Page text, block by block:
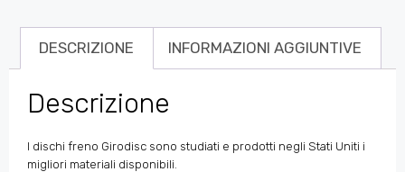
DESCRIZIONE INFORMAZIONI AGGIUNTIVE
Descrizione
I dischi freno Girodisc sono studiati e prodotti negli Stati Uniti i
migliori materiali disponibili.